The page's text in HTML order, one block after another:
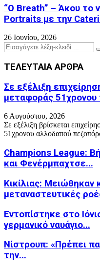
“O Breath” – Άκου
Portraits με την
26 Ιουνίου, 2026
Search
for:
ΤΕΛΕΥΤΑΙΑ ΑΡΘΡΑ
Σε εξέλιξη
μεταφοράς 51χρονου
6 Αυγούστου, 2026
Σε εξέλιξη βρίσκεται
51χρονου αλλοδαπού
Champions League:
και Φενέρμπαχτσε...
Κικίλιας: Μειώθηκαν
μεταναστευτικές
Εντοπίστηκε στο
γερμανικό ναυάγιο...
Νίστρουπ: «Πρέπει
την...